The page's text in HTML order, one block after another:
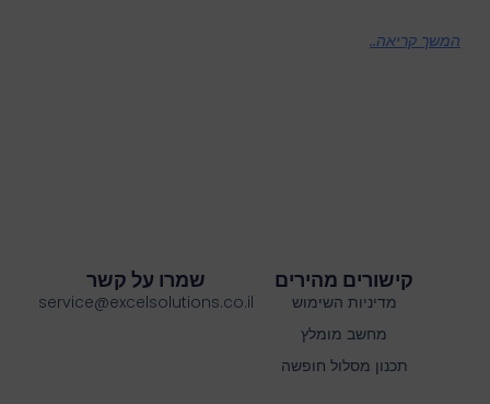
המשך קריאה..
קישורים מהירים
מדיניות השימוש
מחשב מומלץ
תכנון מסלול חופשה
שמרו על קשר
service@excelsolutions.co.il